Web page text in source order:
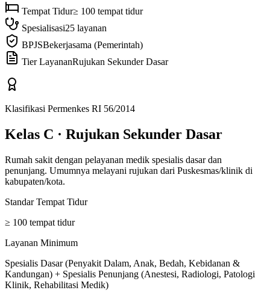
Tempat Tidur≥ 100 tempat tidur
Spesialisasi25 layanan
BPJSBekerjasama (Pemerintah)
Tier LayananRujukan Sekunder Dasar
Klasifikasi Permenkes RI 56/2014
Kelas C · Rujukan Sekunder Dasar
Rumah sakit dengan pelayanan medik spesialis dasar dan
penunjang. Umumnya melayani rujukan dari Puskesmas/klinik di
kabupaten/kota.
Standar Tempat Tidur
≥ 100 tempat tidur
Layanan Minimum
Spesialis Dasar (Penyakit Dalam, Anak, Bedah, Kebidanan &
Kandungan) + Spesialis Penunjang (Anestesi, Radiologi, Patologi
Klinik, Rehabilitasi Medik)